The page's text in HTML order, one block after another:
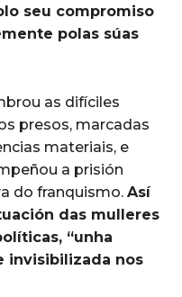
seu compromiso
polas súas
as difíciles
presos, marcadas
materiais, e
a prisión
do franquismo. Así
das mulleres
“unha
invisibilizada nos